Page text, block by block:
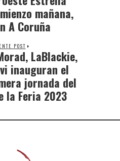
mañana,
A Coruña
POST
LaBlackie,
inauguran el
jornada del
la Feria 2023